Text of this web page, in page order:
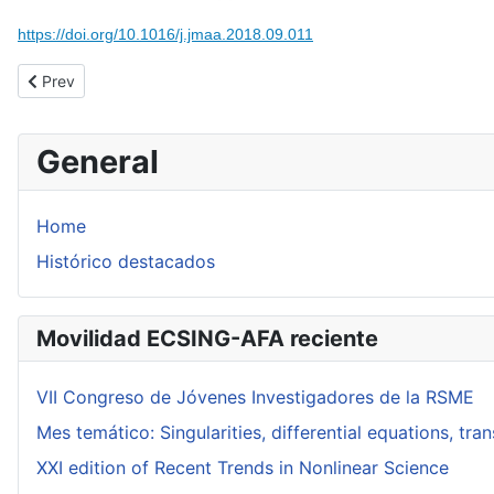
General
Home
Histórico destacados
Movilidad ECSING-AFA reciente
VII Congreso de Jóvenes Investigadores de la RSME
Mes temático: Singularities, differential equations,
XXI edition of Recent Trends in Nonlinear Science
https://doi.org/10.1016/j.jmaa.2018.09.011
Previous article: Determinantal form for ladder operators in a
Prev